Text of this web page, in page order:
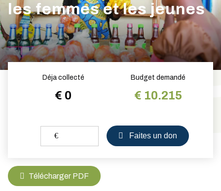
les femmes et les jeunes
Déja collecté
€ 0
Budget demandé
€ 10.215
€ Faites un don
Télécharger PDF